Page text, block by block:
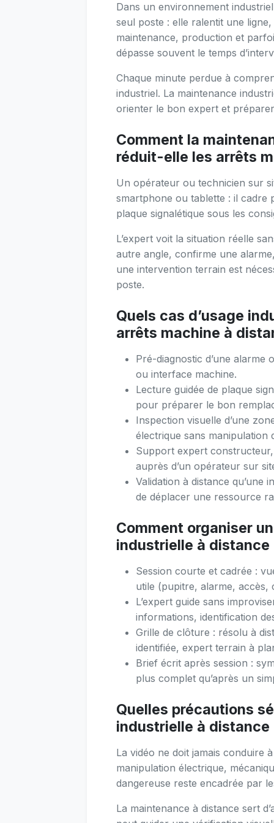
Dans un environnement
seul poste : elle ralentit une
maintenance, production et
dépasse souvent le temps
Chaque minute perdue à
industriel. La maintenance
orienter le bon expert et préparer
Comment la
réduit-elle les arrêts
Un opérateur ou technicien sur
smartphone ou tablette : il cadre
plaque signalétique sous les
L’expert voit la situation réelle
autre angle, confirme une
une intervention terrain est
poste.
Quels cas d’usage
arrêts machine à
Pré-diagnostic d’une alarme
ou interface machine.
Lecture guidée de plaque
pour préparer le bon
Inspection visuelle d’une
électrique sans manipulation
Support expert
auprès d’un opérateur sur
Validation à distance qu’une
de déplacer une ressource
Comment organiser
industrielle à distance
Session courte et cadrée :
utile (pupitre, alarme, accès,
L’expert guide sans
informations, identification
Grille de clôture : résolu à
identifiée, expert terrain à
Brief écrit après session :
plus complet qu’après un
Quelles précautions
industrielle à distance
La vidéo ne doit jamais conduire
manipulation électrique,
dangereuse reste encadrée par
La maintenance à distance sert